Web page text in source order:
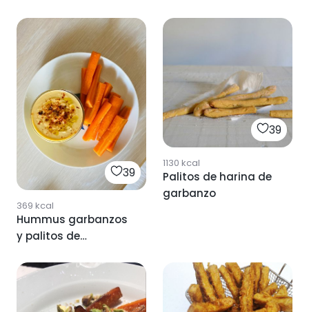
39
369 kcal
Hummus garbanzos
y palitos de
39
1130 kcal
Palitos de harina de
garbanzo